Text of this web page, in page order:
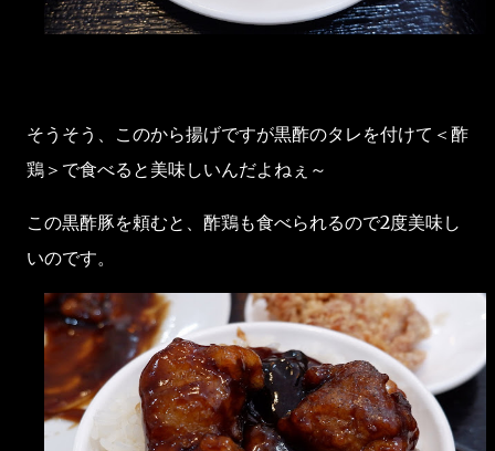
そうそう、このから揚げですが黒酢のタレを付けて＜酢
鶏＞で食べると美味しいんだよねぇ～
この黒酢豚を頼むと、酢鶏も食べられるので2度美味し
いのです。